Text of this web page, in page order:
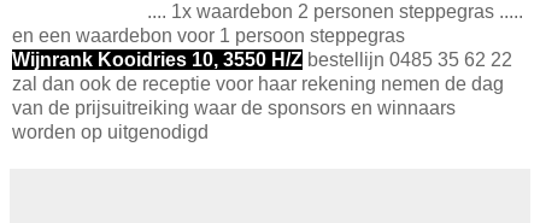
.... 1x waardebon 2 personen steppegras .....
en een waardebon voor 1 persoon steppegras
Wijnrank Kooidries 10, 3550 H/Z bestellijn 0485 35 62 22
zal dan ook de receptie voor haar rekening nemen de dag
van de prijsuitreiking waar de sponsors en winnaars
worden op uitgenodigd